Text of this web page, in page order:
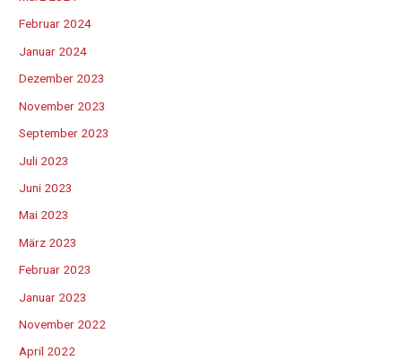
Februar 2024
Januar 2024
Dezember 2023
November 2023
September 2023
Juli 2023
Juni 2023
Mai 2023
März 2023
Februar 2023
Januar 2023
November 2022
April 2022